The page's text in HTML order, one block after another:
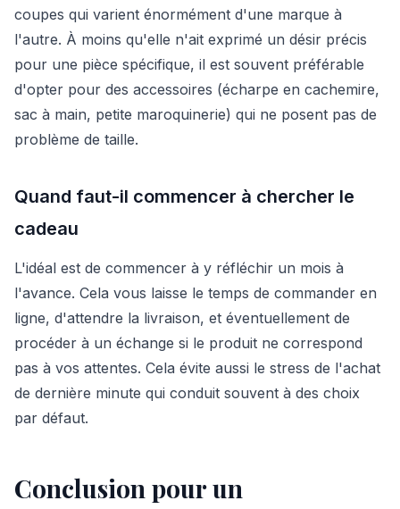
coupes qui varient énormément d'une marque à
l'autre. À moins qu'elle n'ait exprimé un désir précis
pour une pièce spécifique, il est souvent préférable
d'opter pour des accessoires (écharpe en cachemire,
sac à main, petite maroquinerie) qui ne posent pas de
problème de taille.
Quand faut-il commencer à chercher le
cadeau
L'idéal est de commencer à y réfléchir un mois à
l'avance. Cela vous laisse le temps de commander en
ligne, d'attendre la livraison, et éventuellement de
procéder à un échange si le produit ne correspond
pas à vos attentes. Cela évite aussi le stress de l'achat
de dernière minute qui conduit souvent à des choix
par défaut.
Conclusion pour un